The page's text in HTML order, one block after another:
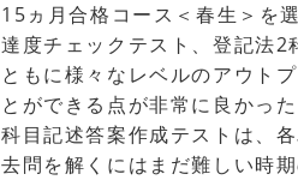
15ヵ月合格コース＜春生＞を
達度チェックテスト、登記法
ともに様々なレベルのアウト
とができる点が非常に良かっ
科目記述答案作成テストは、
去問を解くにはまだ難しい時